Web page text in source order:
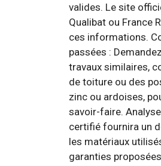
valides. Le site
Qualibat ou France
ces informations.
passées :
travaux similaires,
de toiture ou des
zinc ou ardoises,
savoir-faire.
certifié fournira un
les matériaux
garanties